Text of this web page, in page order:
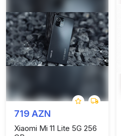
719 AZN
Xiaomi Mi 11 Lite 5G 256